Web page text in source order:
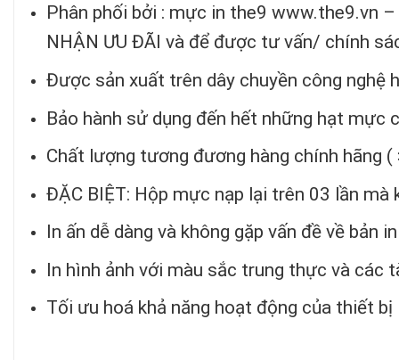
Phân phối bởi : mực in the9 www.the9.vn
NHẬN ƯU ĐÃI và để được tư vấn/ chính
Được sản xuất trên dây chuyền công nghệ
Bảo hành sử dụng đến hết những hạt mực
Chất lượng tương đương hàng chính hãng (
ĐẶC BIỆT: Hộp mực nạp lại trên 03 lần mà
In ấn dễ dàng và không gặp vấn đề về bản
In hình ảnh với màu sắc trung thực và các
Tối ưu hoá khả năng hoạt động của thiết bị